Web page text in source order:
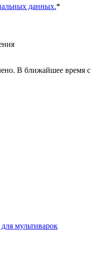
данных.*
В ближайшее время с
мультиварок